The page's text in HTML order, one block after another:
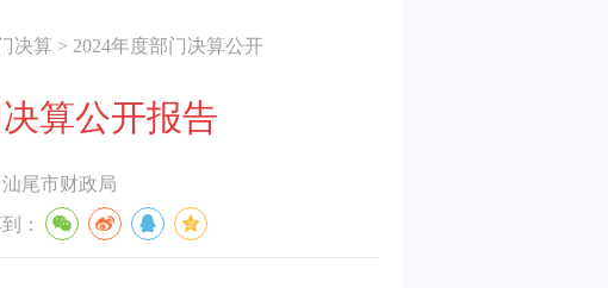
决算 > 2024年度部门决算公开
算公开报告
汕尾市财政局
：